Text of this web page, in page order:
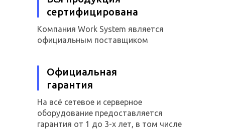
сертифицирована
Компания Work System является
официальным поставщиком
Официальная
гарантия
На всё сетевое и серверное
оборудование предоставляется
гарантия от 1 до 3-х лет, в том числе